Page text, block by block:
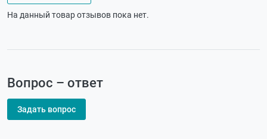
На данный товар отзывов пока нет.
Вопрос – ответ
Задать вопрос